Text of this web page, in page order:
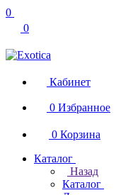
0
0
Кабинет
0 Избранное
0 Корзина
Каталог
Назад
Каталог